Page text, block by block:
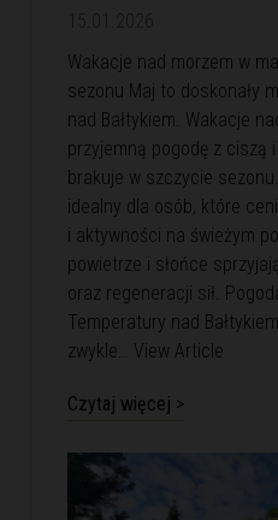
Wakacje nad morzem w
sezonu Maj to doskonały
nad Bałtykiem. Wakacje
przyjemną pogodę z ciszą
brakuje w szczycie
idealny dla osób, które
i aktywności na świeżym
powietrze i słońce
oraz regeneracji sił.
Temperatury nad
zwykle… View Article
Czytaj więcej >